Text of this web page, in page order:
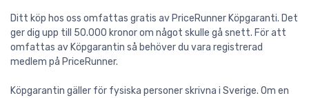
Ditt köp hos oss omfattas gratis av PriceRunner Köpgaranti. Det
ger dig upp till 50.000 kronor om något skulle gå snett. För att
omfattas av Köpgarantin så behöver du vara registrerad
medlem på PriceRunner.
Köpgarantin gäller för fysiska personer skrivna i Sverige. Om en